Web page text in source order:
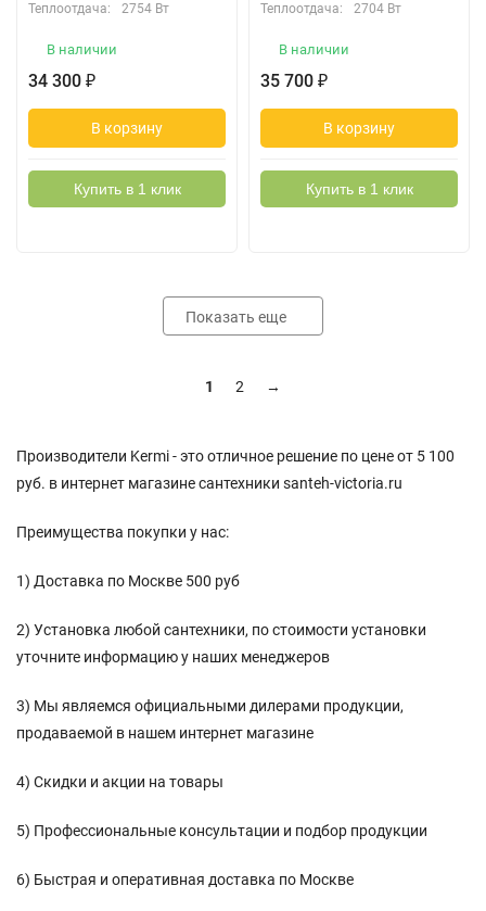
Теплоотдача: 2754 Вт
В наличии
34 300 ₽
В корзину
Купить в 1 клик
Теплоотдача: 2704 Вт
В наличии
35 700 ₽
В корзину
Купить в 1 клик
Показать еще
1 2 →
Производители Kermi - это отличное решение по цене от 5 100
руб. в интернет магазине сантехники santeh-victoria.ru
Преимущества покупки у нас:
1) Доставка по Москве 500 руб
2) Установка любой сантехники, по стоимости установки
уточните информацию у наших менеджеров
3) Мы являемся официальными дилерами продукции,
продаваемой в нашем интернет магазине
4) Скидки и акции на товары
5) Профессиональные консультации и подбор продукции
6) Быстрая и оперативная доставка по Москве